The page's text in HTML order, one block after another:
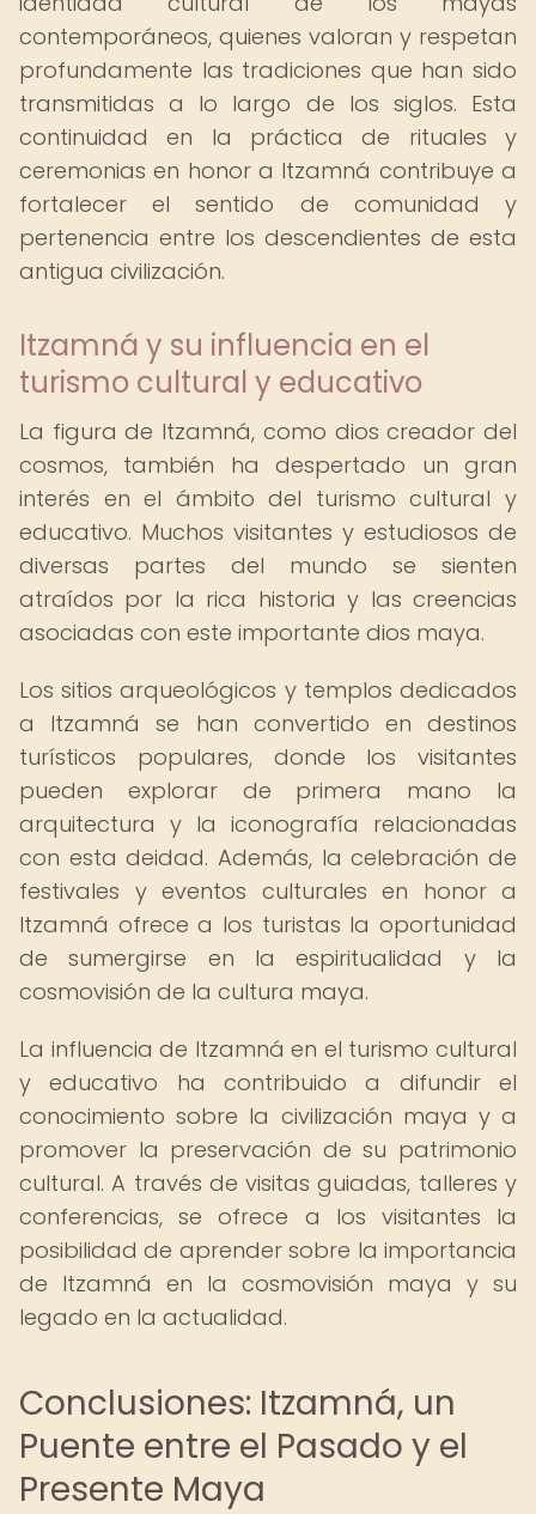
contemporáneos, quienes valoran y respetan
profundamente las tradiciones que han sido
transmitidas a lo largo de los siglos. Esta
continuidad en la práctica de rituales y
ceremonias en honor a Itzamná contribuye a
fortalecer el sentido de comunidad y
pertenencia entre los descendientes de esta
antigua civilización.
Itzamná y su influencia en el
turismo cultural y educativo
La figura de Itzamná, como dios creador del
cosmos, también ha despertado un gran
interés en el ámbito del turismo cultural y
educativo. Muchos visitantes y estudiosos de
diversas partes del mundo se sienten
atraídos por la rica historia y las creencias
asociadas con este importante dios maya.
Los sitios arqueológicos y templos dedicados
a Itzamná se han convertido en destinos
turísticos populares, donde los visitantes
pueden explorar de primera mano la
arquitectura y la iconografía relacionadas
con esta deidad. Además, la celebración de
festivales y eventos culturales en honor a
Itzamná ofrece a los turistas la oportunidad
de sumergirse en la espiritualidad y la
cosmovisión de la cultura maya.
La influencia de Itzamná en el turismo cultural
y educativo ha contribuido a difundir el
conocimiento sobre la civilización maya y a
promover la preservación de su patrimonio
cultural. A través de visitas guiadas, talleres y
conferencias, se ofrece a los visitantes la
posibilidad de aprender sobre la importancia
de Itzamná en la cosmovisión maya y su
legado en la actualidad.
Conclusiones: Itzamná, un
Puente entre el Pasado y el
Presente Maya